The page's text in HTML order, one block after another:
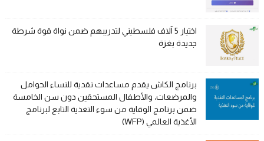
اختيار 5 آلاف فلسطيني لتدريبهم ضمن نواة قوة شرطة
جديدة بغزة
برنامج الكاش يقدم مساعدات نقدية للنساء الحوامل
والمرضعات، والأطفال المستحقين دون سن الخامسة
ضمن برنامج الوقاية من سوء التغذية التابع لبرنامج
الأغذية العالمي (WFP)